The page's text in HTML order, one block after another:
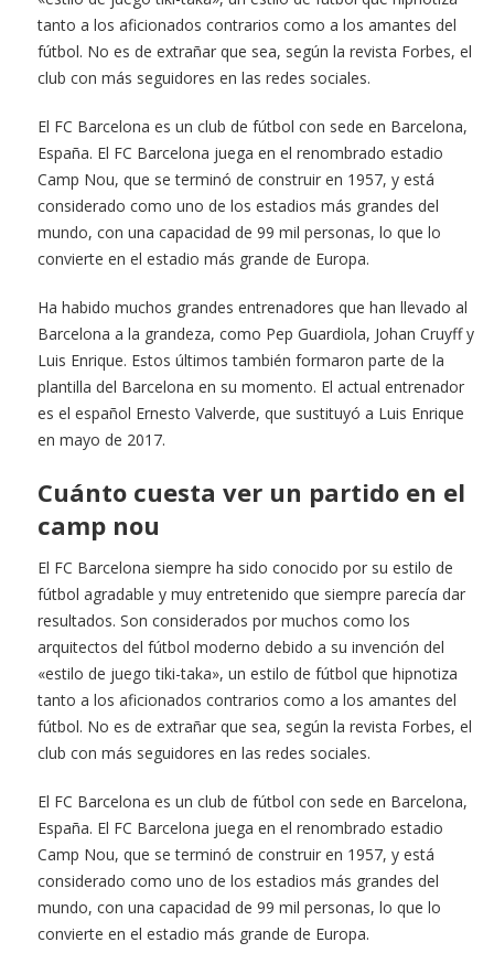
tanto a los aficionados contrarios como a los amantes del
fútbol. No es de extrañar que sea, según la revista Forbes, el
club con más seguidores en las redes sociales.
El FC Barcelona es un club de fútbol con sede en Barcelona,
España. El FC Barcelona juega en el renombrado estadio
Camp Nou, que se terminó de construir en 1957, y está
considerado como uno de los estadios más grandes del
mundo, con una capacidad de 99 mil personas, lo que lo
convierte en el estadio más grande de Europa.
Ha habido muchos grandes entrenadores que han llevado al
Barcelona a la grandeza, como Pep Guardiola, Johan Cruyff y
Luis Enrique. Estos últimos también formaron parte de la
plantilla del Barcelona en su momento. El actual entrenador
es el español Ernesto Valverde, que sustituyó a Luis Enrique
en mayo de 2017.
Cuánto cuesta ver un partido en el
camp nou
El FC Barcelona siempre ha sido conocido por su estilo de
fútbol agradable y muy entretenido que siempre parecía dar
resultados. Son considerados por muchos como los
arquitectos del fútbol moderno debido a su invención del
«estilo de juego tiki-taka», un estilo de fútbol que hipnotiza
tanto a los aficionados contrarios como a los amantes del
fútbol. No es de extrañar que sea, según la revista Forbes, el
club con más seguidores en las redes sociales.
El FC Barcelona es un club de fútbol con sede en Barcelona,
España. El FC Barcelona juega en el renombrado estadio
Camp Nou, que se terminó de construir en 1957, y está
considerado como uno de los estadios más grandes del
mundo, con una capacidad de 99 mil personas, lo que lo
convierte en el estadio más grande de Europa.